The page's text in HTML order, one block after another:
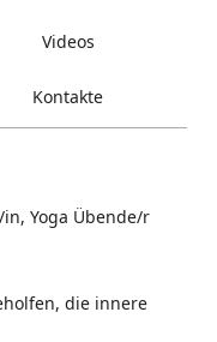
Videos
Kontakte
Yoga Übende/r
die innere